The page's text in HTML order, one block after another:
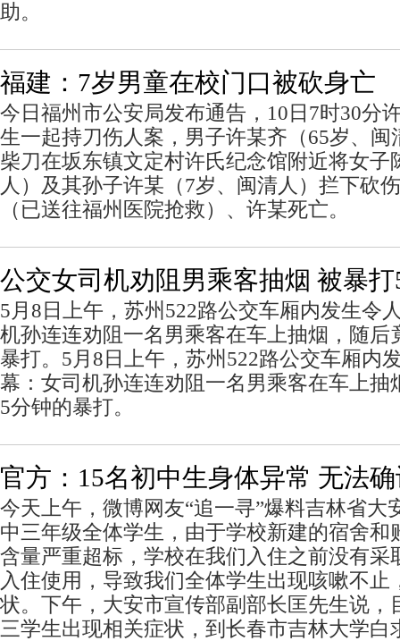
助。
福建：7岁男童在校门口被砍身亡
今日福州市公安局发布通告，10日7时30分
生一起持刀伤人案，男子许某齐（65岁、闽
柴刀在坂东镇文定村许氏纪念馆附近将女子
人）及其孙子许某（7岁、闽清人）拦下砍
（已送往福州医院抢救）、许某死亡。
公交女司机劝阻男乘客抽烟 被暴
5月8日上午，苏州522路公交车厢内发生令
机孙连连劝阻一名男乘客在车上抽烟，随后
暴打。5月8日上午，苏州522路公交车厢内
幕：女司机孙连连劝阻一名男乘客在车上抽
5分钟的暴打。
官方：15名初中生身体异常 无法
今天上午，微博网友“追一寻”爆料吉林省大
中三年级全体学生，由于学校新建的宿舍和
含量严重超标，学校在我们入住之前没有采
入住使用，导致我们全体学生出现咳嗽不止
状。下午，大安市宣传部副部长匡先生说，
三学生出现相关症状，到长春市吉林大学白